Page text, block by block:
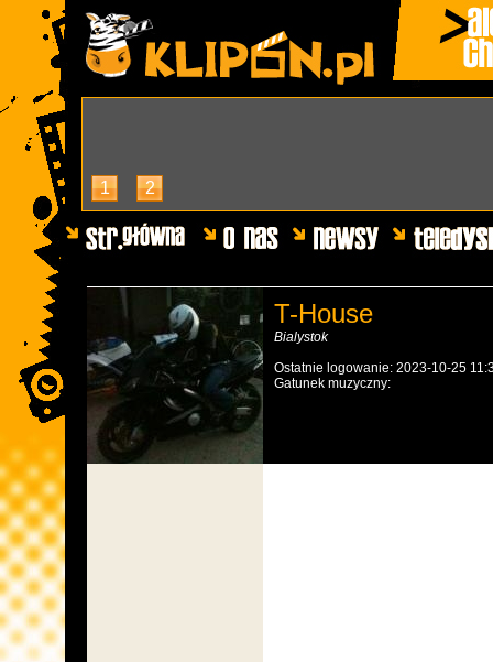
1 2
T-House
Bialystok
Ostatnie logowanie: 2023-10-25
Gatunek muzyczny: